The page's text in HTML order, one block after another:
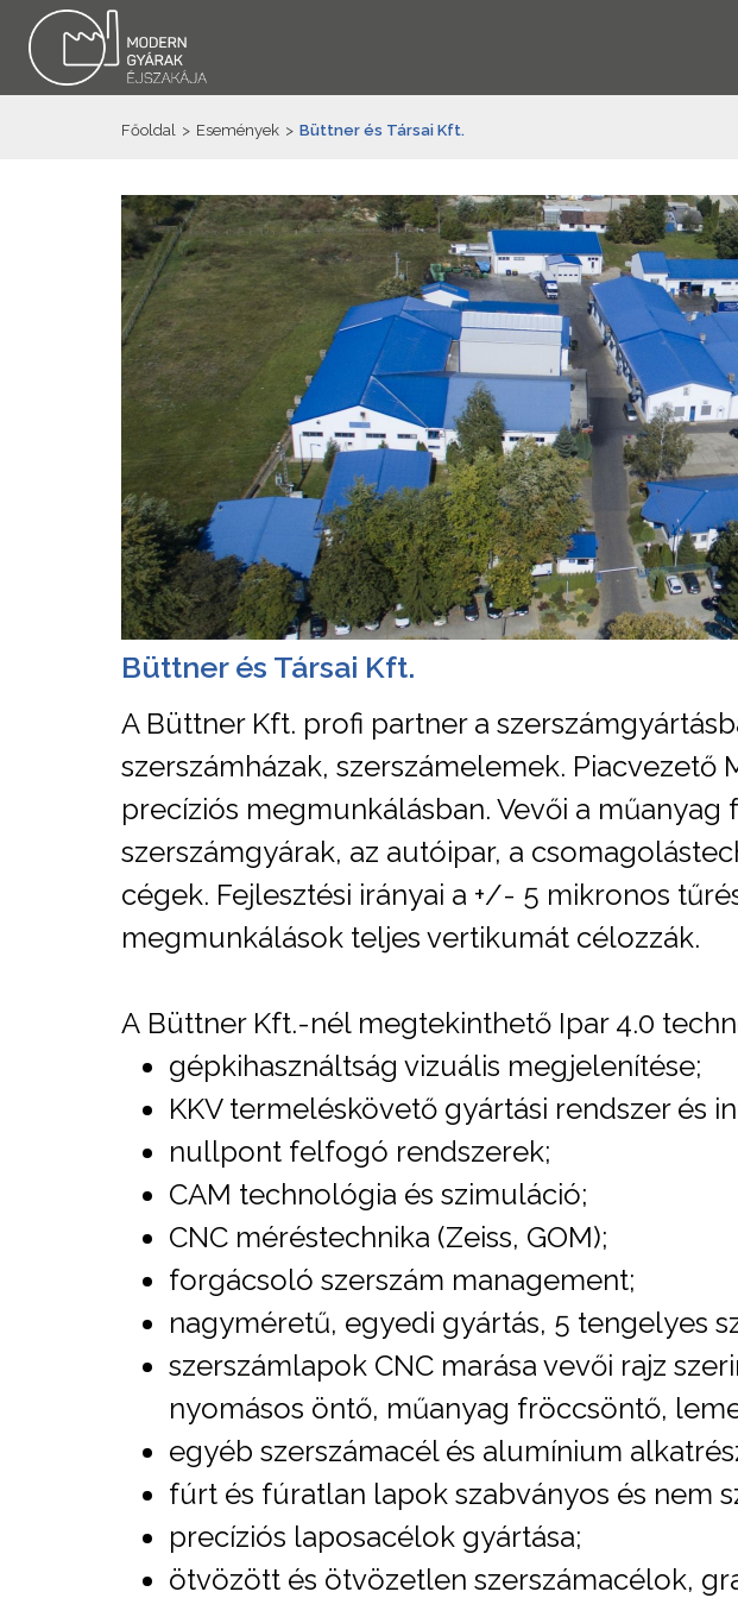
Főoldal > Események > Büttner és Társai Kft.
Büttner és Társai Kft.
A Büttner Kft. profi partner a
szerszámházak, szerszámelemek.
precíziós megmunkálásban. Vevői a
szerszámgyárak, az autóipar, a
cégek. Fejlesztési irányai a +/- 5 mikronos
megmunkálások teljes vertikumát célozzák.
A Büttner Kft.-nél megtekinthető Ipar 4.0
gépkihasználtság vizuális megjelenítése;
KKV termeléskövető gyártási rendszer és
nullpont felfogó rendszerek;
CAM technológia és szimuláció;
CNC méréstechnika (Zeiss, GOM);
forgácsoló szerszám management;
nagyméretű, egyedi gyártás, 5 tengelyes
szerszámlapok CNC marása vevői rajz
nyomásos öntő, műanyag fröccsöntő,
egyéb szerszámacél és alumínium
fúrt és fúratlan lapok szabványos és nem
precíziós laposacélok gyártása;
ötvözött és ötvözetlen szerszámacélok,